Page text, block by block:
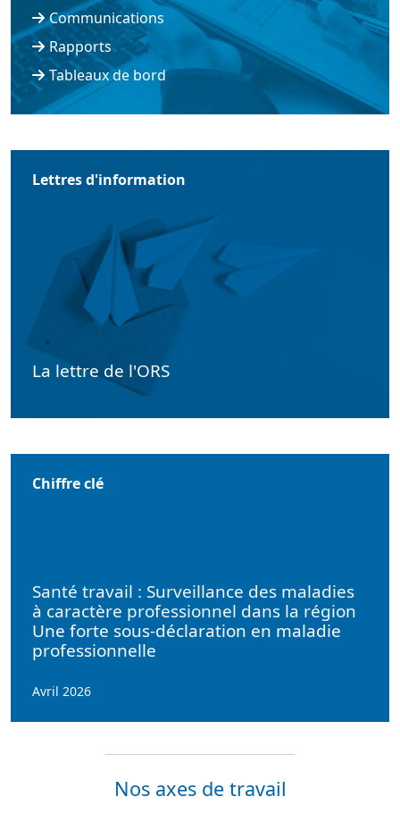
Communications
Rapports
Tableaux de bord
Lettres d'information
La lettre de l'ORS
Chiffre clé
Santé travail : Surveillance des maladies
à caractère professionnel dans la région
Une forte sous-déclaration en maladie
professionnelle
Avril 2026
Nos axes de travail